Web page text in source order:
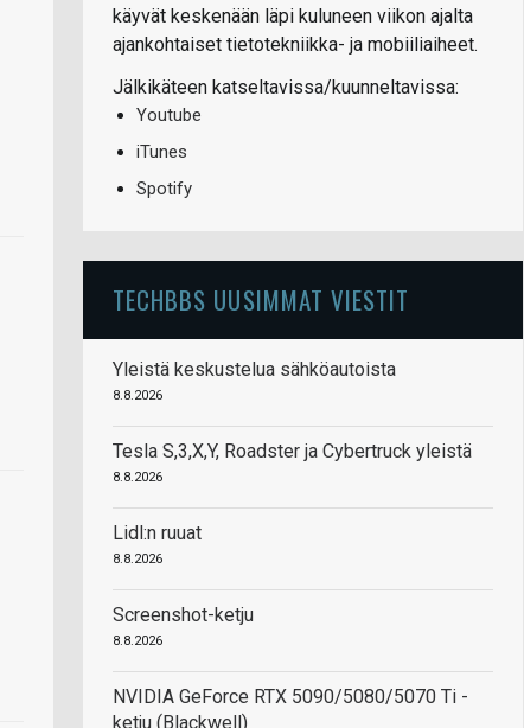
käyvät keskenään läpi kuluneen viikon ajalta
ajankohtaiset tietotekniikka- ja mobiiliaiheet.
Jälkikäteen katseltavissa/kuunneltavissa:
Youtube
iTunes
Spotify
TECHBBS UUSIMMAT VIESTIT
Yleistä keskustelua sähköautoista
8.8.2026
Tesla S,3,X,Y, Roadster ja Cybertruck yleistä
8.8.2026
Lidl:n ruuat
8.8.2026
Screenshot-ketju
8.8.2026
NVIDIA GeForce RTX 5090/5080/5070 Ti -
ketju (Blackwell)